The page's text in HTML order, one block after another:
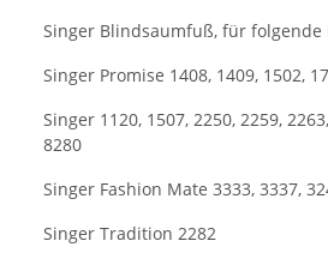
Singer Blindsaumfuß, für folgende
Singer Promise 1408, 1409, 1502,
Singer 1120, 1507, 2250, 2259,
8280
Singer Fashion Mate 3333, 3337,
Singer Tradition 2282